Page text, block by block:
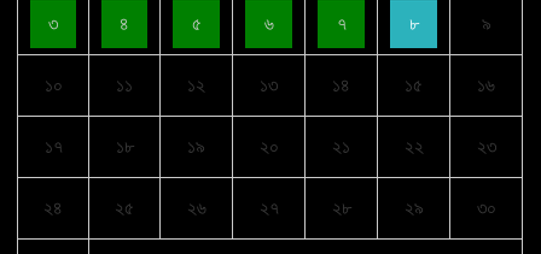
৩ ৪ ৫ ৬ ৭ ৮ ৯
১০ ১১ ১২ ১৩ ১৪ ১৫ ১৬
১৭ ১৮ ১৯ ২০ ২১ ২২ ২৩
২৪ ২৫ ২৬ ২৭ ২৮ ২৯ ৩০